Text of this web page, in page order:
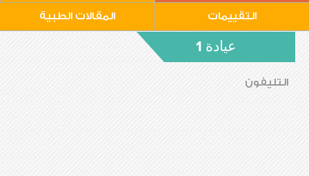
التقييمات المقالات الطبية
عيادة 1
التليفون